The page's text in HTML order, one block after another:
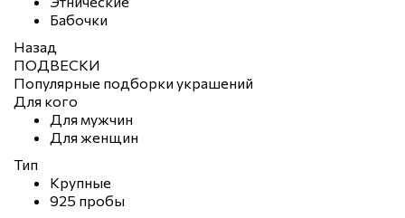
Бабочки
Назад
ПОДВЕСКИ
Популярные подборки украшений
Для кого
Для мужчин
Для женщин
Тип
Крупные
925 пробы